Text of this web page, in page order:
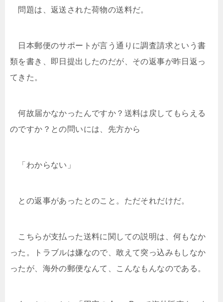
問題は、返送された荷物の送料だ。
日本郵便のサポートが言う通りに調査請求という書
類を書き、即日提出したのだが、その返事が昨日返っ
てきた。
何故届かなかったんですか？送料は戻してもらえる
のですか？との問いには、先方から
「わからない」
との返事があったとのこと。ただそれだけだ。
こちらが支払った送料に関しての説明は、何もなか
った。トラブルは嫌なので、敢えて突っ込みもしなか
ったが、海外の郵便なんて、こんなもんなのである。